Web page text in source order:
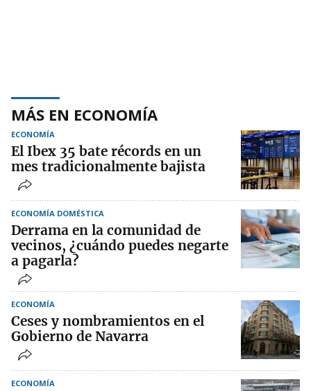
MÁS EN ECONOMÍA
ECONOMÍA
El Ibex 35 bate récords en un
mes tradicionalmente bajista
ECONOMÍA DOMÉSTICA
Derrama en la comunidad de
vecinos, ¿cuándo puedes negarte
a pagarla?
ECONOMÍA
Ceses y nombramientos en el
Gobierno de Navarra
ECONOMÍA